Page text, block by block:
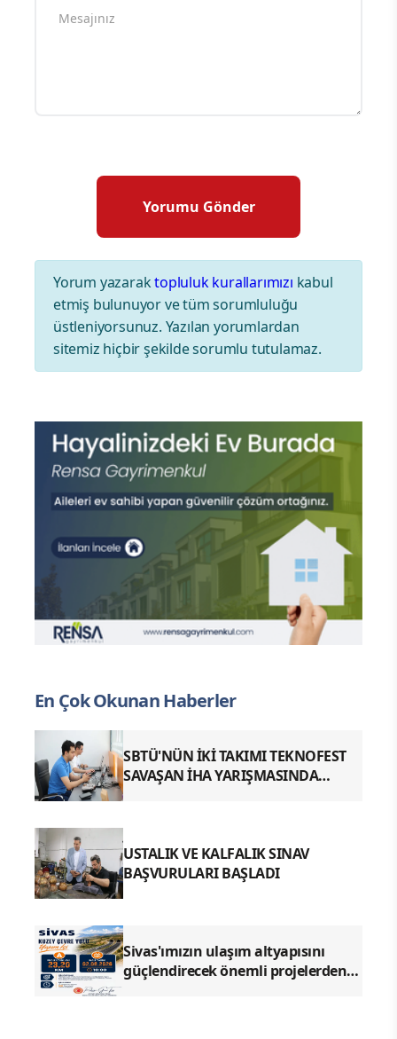
Yorum yazaraktopluluk kurallarımızı kabul
etmiş bulunuyor ve tüm sorumluluğu
üstleniyorsunuz. Yazılan yorumlardan
sitemiz hiçbir şekilde sorumlu tutulamaz.
En Çok Okunan Haberler
SBTÜ'NÜN İKİ TAKIMI TEKNOFEST
SAVAŞAN İHA YARIŞMASINDA
USTALIK VE KALFALIK SINAV
BAŞVURULARI BAŞLADI
Sivas'ımızın ulaşım altyapısını
güçlendirecek önemli projelerden